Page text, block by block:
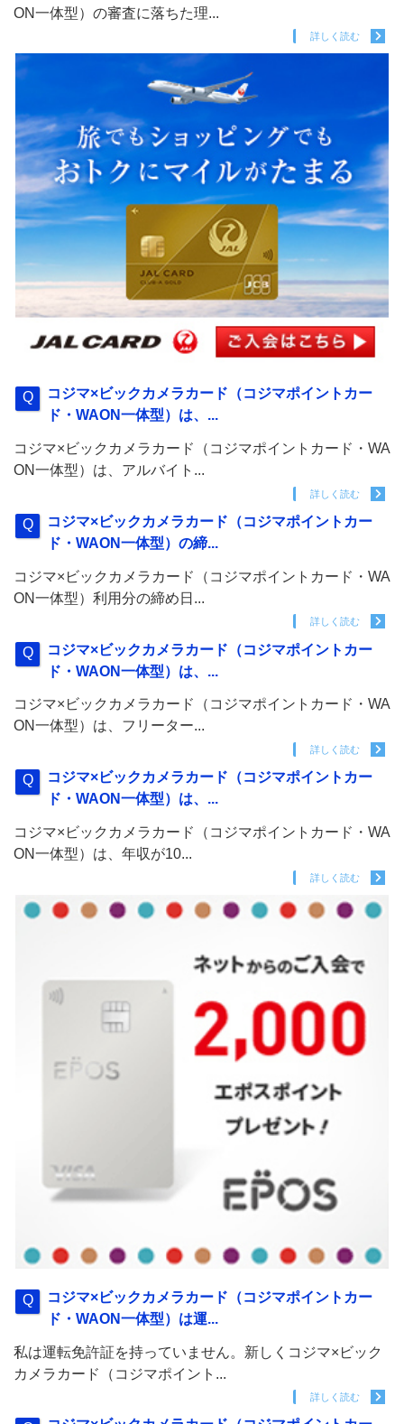
ON一体型）の審査に落ちた理...
詳しく読む
コジマ×ビックカメラカード（コジマポイントカー
ド・WAON一体型）は、...
コジマ×ビックカメラカード（コジマポイントカード・WA
ON一体型）は、アルバイト...
詳しく読む
コジマ×ビックカメラカード（コジマポイントカー
ド・WAON一体型）の締...
コジマ×ビックカメラカード（コジマポイントカード・WA
ON一体型）利用分の締め日...
詳しく読む
コジマ×ビックカメラカード（コジマポイントカー
ド・WAON一体型）は、...
コジマ×ビックカメラカード（コジマポイントカード・WA
ON一体型）は、フリーター...
詳しく読む
コジマ×ビックカメラカード（コジマポイントカー
ド・WAON一体型）は、...
コジマ×ビックカメラカード（コジマポイントカード・WA
ON一体型）は、年収が10...
詳しく読む
コジマ×ビックカメラカード（コジマポイントカー
ド・WAON一体型）は運...
私は運転免許証を持っていません。新しくコジマ×ビック
カメラカード（コジマポイント...
詳しく読む